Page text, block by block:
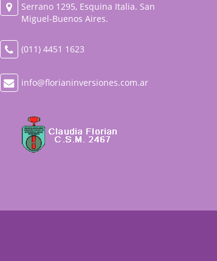
Serrano 1295, Esquina Italia. San
Miguel-Buenos Aires.
(011) 4451 1623
info@florianinversiones.com.ar